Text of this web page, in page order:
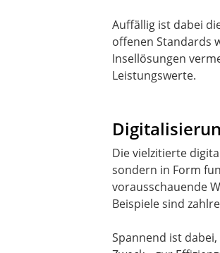
Auffällig ist dabei
offenen Standards
Insellösungen
Leistungswerte.
Die vielzitierte
sondern in Form
vorausschauende
Beispiele sind
Spannend ist